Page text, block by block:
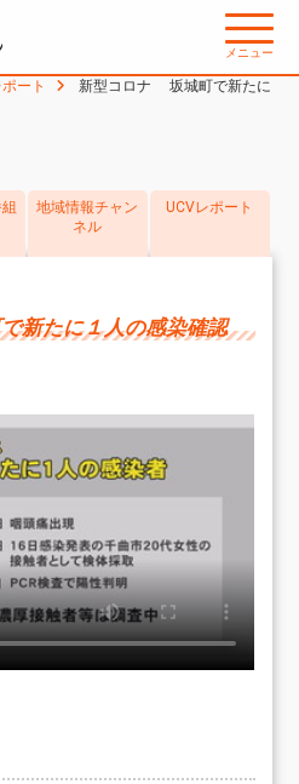
メニュー
ート
新型コロナ 坂城町で新たに
地域情報チャン
ネル
UCVレポート
新たに１人の感染確認